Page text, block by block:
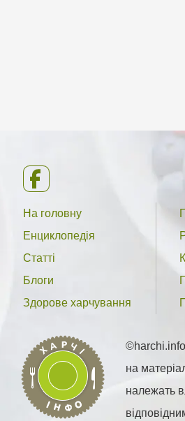
На головну
Енциклопедія
Статті
Блоги
Здорове харчування
на
належать